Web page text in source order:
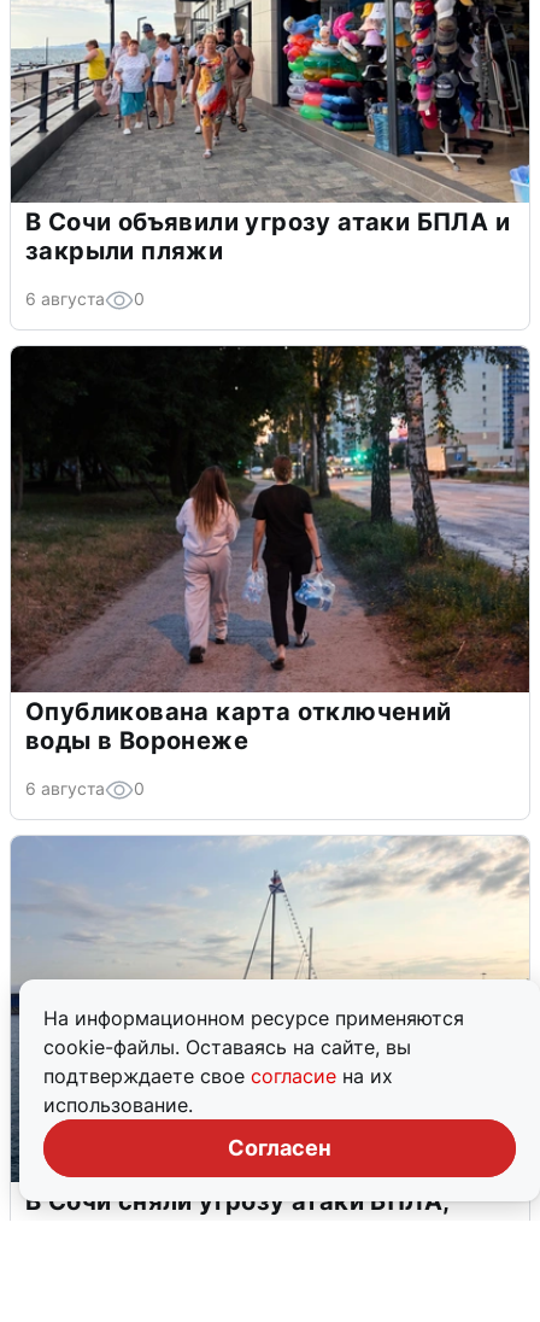
На информационном ресурсе применяются
cookie-файлы. Оставаясь на сайте, вы
подтверждаете свое согласие на их
использование.
Согласен
В Сочи объявили угрозу атаки БПЛА и
закрыли пляжи
6 августа 0
Опубликована карта отключений
воды в Воронеже
6 августа 0
В Сочи сняли угрозу атаки БПЛА,